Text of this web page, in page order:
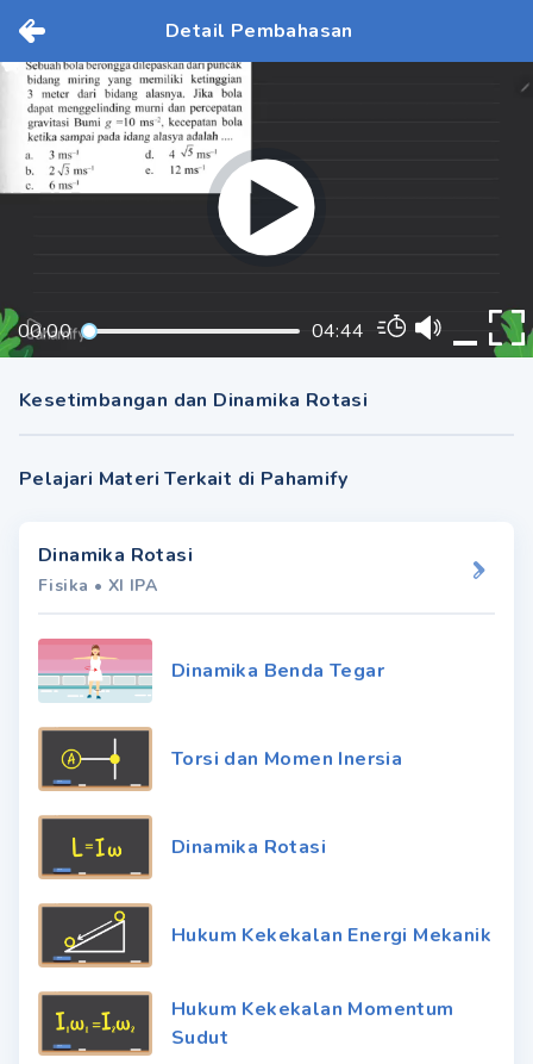
Detail Pembahasan
00:00 04:44
Kesetimbangan dan Dinamika Rotasi
Pelajari Materi Terkait di Pahamify
Dinamika Rotasi
Fisika • XI IPA
Dinamika Benda Tegar
Torsi dan Momen Inersia
Dinamika Rotasi
Hukum Kekekalan Energi Mekanik
Hukum Kekekalan Momentum
Sudut